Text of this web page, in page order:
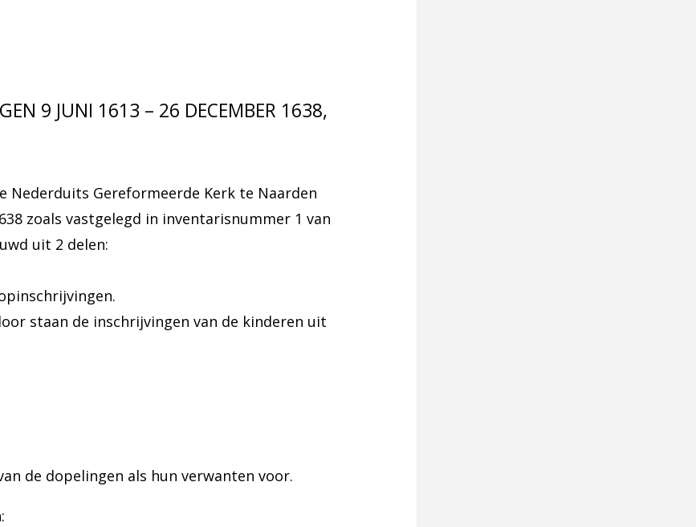
9 JUNI 1613 – 26 DECEMBER 1638,
Nederduits Gereformeerde Kerk te Naarden
zoals vastgelegd in inventarisnummer 1 van
uit 2 delen:
staan de inschrijvingen van de kinderen uit
de dopelingen als hun verwanten voor.